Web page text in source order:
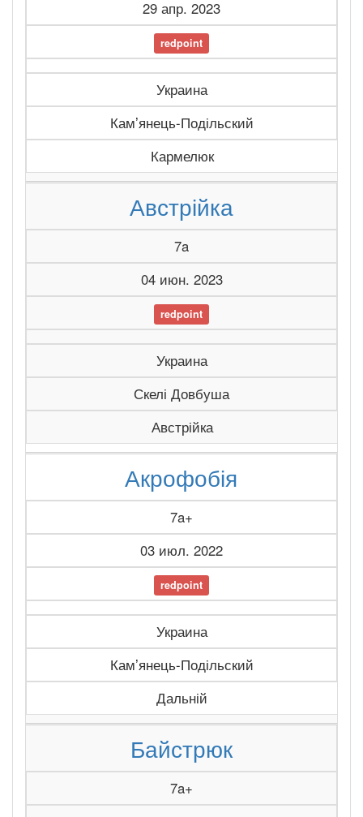
29 апр. 2023
redpoint
Украина
Камʼянець-Подільский
Кармелюк
Австрійка
7a
04 июн. 2023
redpoint
Украина
Скелі Довбуша
Австрійка
Акрофобія
7a+
03 июл. 2022
redpoint
Украина
Камʼянець-Подільский
Дальній
Байстрюк
7a+